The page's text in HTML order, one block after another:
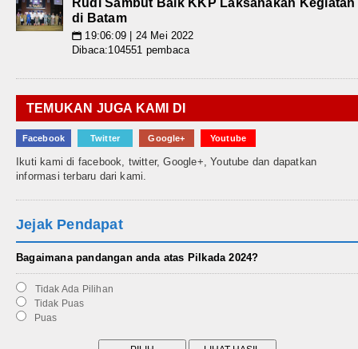
Rudi Sambut Baik KKP Laksanakan Kegiatan
di Batam
📅 19:06:09 | 24 Mei 2022
Dibaca:104551 pembaca
TEMUKAN JUGA KAMI DI
Facebook Twitter Google+ Youtube
Ikuti kami di facebook, twitter, Google+, Youtube dan dapatkan
informasi terbaru dari kami.
Jejak Pendapat
Bagaimana pandangan anda atas Pilkada 2024?
Tidak Ada Pilihan
Tidak Puas
Puas